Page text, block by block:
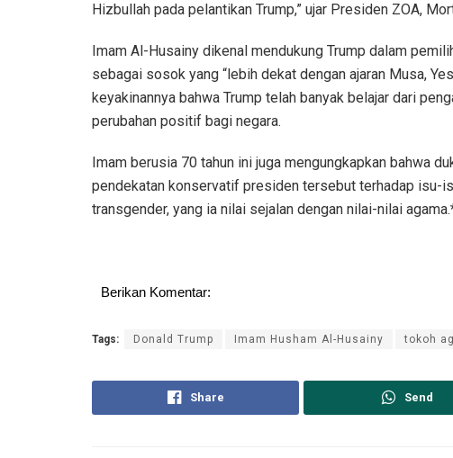
Hizbullah pada pelantikan Trump,” ujar Presiden ZOA,
Imam Al-Husainy dikenal mendukung Trump dalam
sebagai sosok yang “lebih dekat dengan ajaran Musa,
keyakinannya bahwa Trump telah banyak belajar dari
perubahan positif bagi negara.
Imam berusia 70 tahun ini juga mengungkapkan bahwa
pendekatan konservatif presiden tersebut terhadap isu-
transgender, yang ia nilai sejalan dengan nilai-nilai
Berikan Komentar:
Tags: Donald Trump Imam Husham Al-Husainy tokoh
Share Send